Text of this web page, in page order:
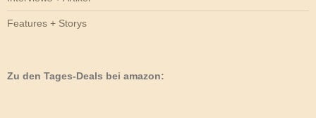
Features + Storys
Zu den Tages-Deals bei amazon: